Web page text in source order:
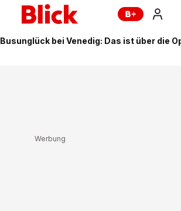
Busunglück bei Venedig: Das ist über die